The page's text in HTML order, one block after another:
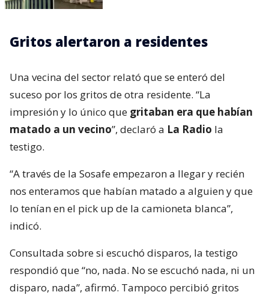
Gritos alertaron a residentes
Una vecina del sector relató que se enteró del
suceso por los gritos de otra residente. “La
impresión y lo único que gritaban era que habían
matado a un vecino”, declaró a La Radio la
testigo.
“A través de la Sosafe empezaron a llegar y recién
nos enteramos que habían matado a alguien y que
lo tenían en el pick up de la camioneta blanca”,
indicó.
Consultada sobre si escuchó disparos, la testigo
respondió que “no, nada. No se escuchó nada, ni un
disparo, nada”, afirmó. Tampoco percibió gritos